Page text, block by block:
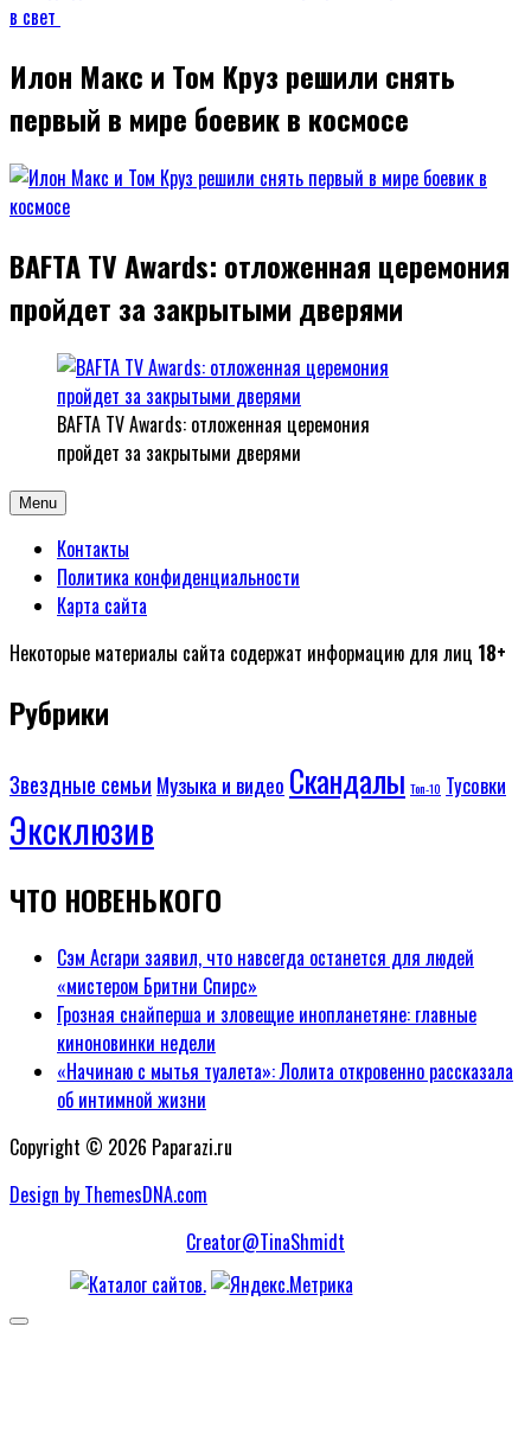
Илон Макс и Том Круз решили снять
первый в мире боевик в космосе
BAFTA TV Awards: отложенная церемония
пройдет за закрытыми дверями
BAFTA TV Awards: отложенная церемония
пройдет за закрытыми дверями
Menu
Контакты
Политика конфиденциальности
Карта сайта
Некоторые материалы сайта содержат информацию для лиц 18+
Рубрики
Звездные семьи Музыка и видео Скандалы Топ-10 Тусовки
Эксклюзив
ЧТО НОВЕНЬКОГО
Сэм Асгари заявил, что навсегда останется для людей
«мистером Бритни Спирс»
Грозная снайперша и зловещие инопланетяне: главные
киноновинки недели
«Начинаю с мытья туалета»: Лолита откровенно рассказала
об интимной жизни
Copyright © 2026 Paparazi.ru
Design by ThemesDNA.com
Creator@TinaShmidt
Scroll